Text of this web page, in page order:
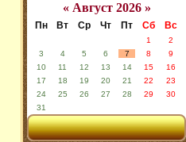
« Август 2026 »
Пн Вт Ср Чт Пт Сб Вс
1
2
3
4 5 6 7 8
9
10
11 12 13 14 15
16
17
18 19 20 21 22
23
24
25 26 27 28 29
30
31